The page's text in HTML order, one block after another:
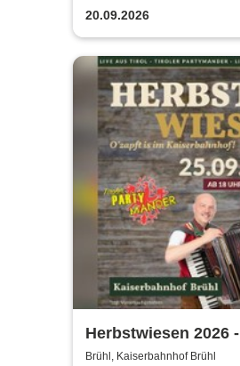
20.09.2026
Herbstwiesen 2026
Partymander live |
Brühl, Kaiserbahnhof Brühl